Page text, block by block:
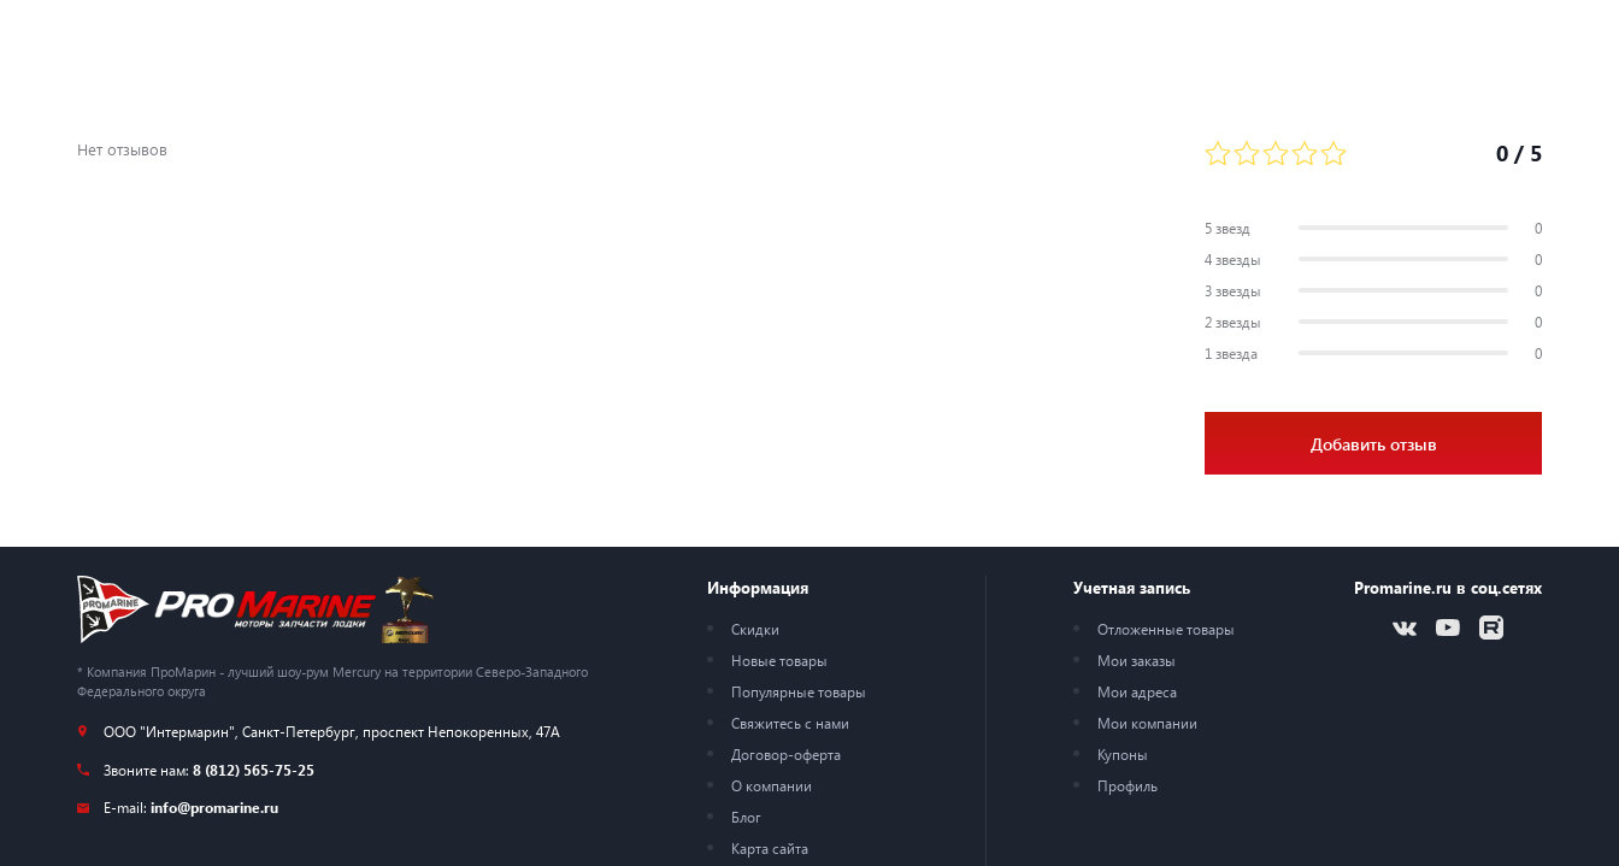
0 / 5
5 звезд
0
4 звезды
0
3 звезды
0
2 звезды
0
1 звезда
0
Добавить отзыв
Нет отзывов
* Компания ПроМарин - лучший шоу-рум Mercury на территории Северо-Западного
Федерального округа
ООО "Интермарин" Санкт-Петербург, проспект Непокоренных, 47А
Звоните нам: 8 (812) 565-75-25
E-mail: info@promarine.ru
Информация
Скидки
Новые товары
Популярные товары
Свяжитесь с нами
Договор-оферта
О компании
Блог
Карта сайта
Учетная запись
Отложенные товары
Мои заказы
Мои адреса
Мои компании
Купоны
Профиль
Promarine.ru в соц.сетях